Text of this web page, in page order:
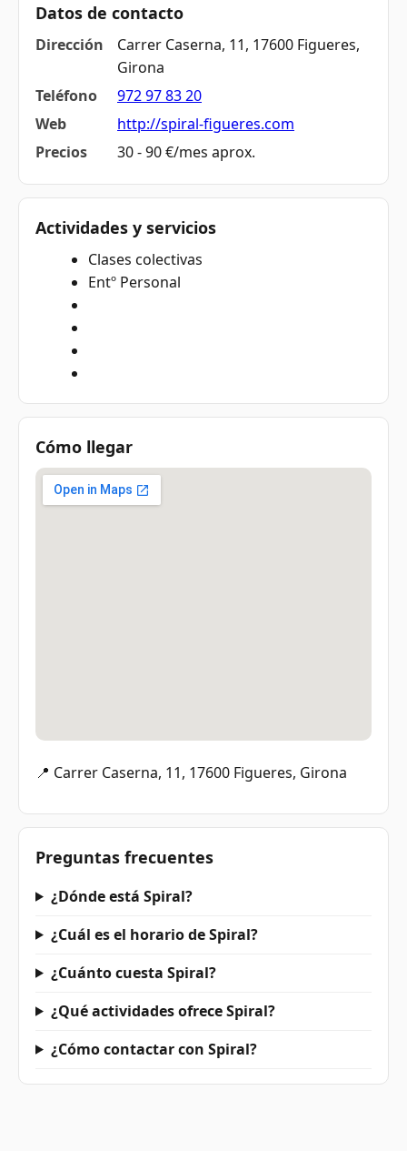
Datos de contacto
Dirección
Carrer Caserna, 11, 17600 Figueres,
Girona
Teléfono
972 97 83 20
Web
http://spiral-figueres.com
Precios
30 - 90 €/mes aprox.
Actividades y servicios
Clases colectivas
Entº Personal
Cómo llegar
📍 Carrer Caserna, 11, 17600 Figueres, Girona
Preguntas frecuentes
¿Dónde está Spiral?
¿Cuál es el horario de Spiral?
¿Cuánto cuesta Spiral?
¿Qué actividades ofrece Spiral?
¿Cómo contactar con Spiral?